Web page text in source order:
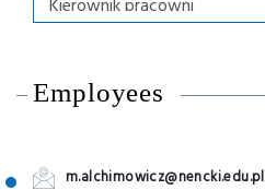
Employees
m.alchimowicz@nencki.edu.pl